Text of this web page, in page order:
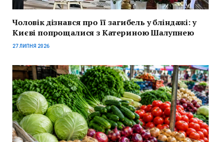
Чоловік дізнався про її загибель у бліндажі: у
Києві попрощалися з Катериною Шалупнею
27 ЛИПНЯ 2026